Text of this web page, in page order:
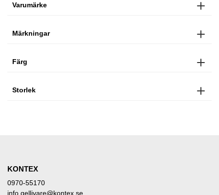
Varumärke
Märkningar
Färg
Storlek
KONTEX
0970-55170
info.gellivare@kontex.se